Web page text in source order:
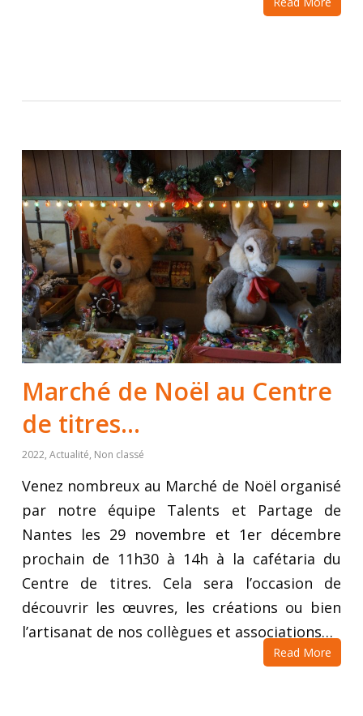
Marché de Noël au Centre
de titres…
2022, Actualité, Non classé
Venez nombreux au Marché de Noël organisé
par notre équipe Talents et Partage de
Nantes les 29 novembre et 1er décembre
prochain de 11h30 à 14h à la cafétaria du
Centre de titres. Cela sera l’occasion de
découvrir les œuvres, les créations ou bien
l’artisanat de nos collègues et associations…
Read More